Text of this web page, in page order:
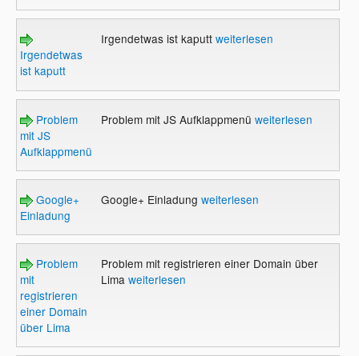
Irgendetwas
ist kaputt
Irgendetwas ist kaputt weiterlesen
Problem
mit JS
Aufklappmenü
Problem mit JS Aufklappmenü weiterlesen
Google+
Einladung
Google+ Einladung weiterlesen
Problem
mit
registrieren
einer Domain
über Lima
Problem mit registrieren einer Domain über
Lima weiterlesen